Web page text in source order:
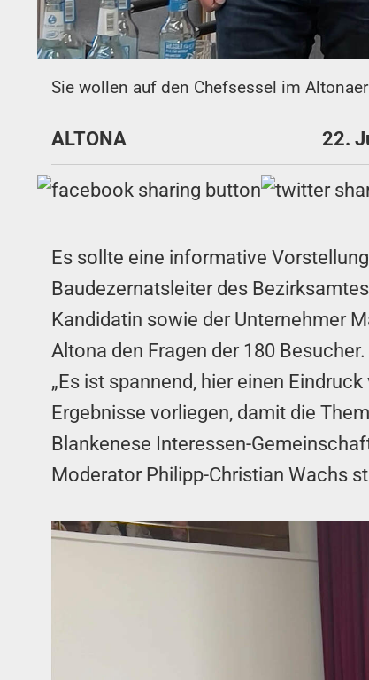
Sie wollen auf den Chefsessel im
ALTONA 22.
Es sollte eine informative
Baudezernatsleiter des
Kandidatin sowie der Unternehmer
Altona den Fragen der 180
„Es ist spannend, hier einen
Ergebnisse vorliegen, damit die
Blankenese Interessen-
Moderator Philipp-Christian Wachs